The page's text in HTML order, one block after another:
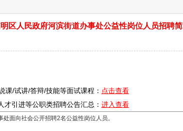
区人民政府河滨街道办事处公益性岗位人员招聘
课/试讲/答辩/技能等面试课程： 点击查看
才引进等公职类招聘公告汇总： 进入查看
处面向社会公开招聘2名公益性岗位人员。